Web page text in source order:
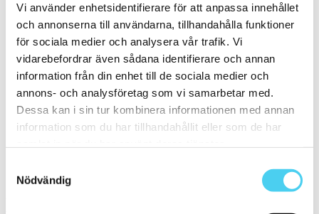
Vi använder enhetsidentifierare för att anpassa innehållet
och annonserna till användarna, tillhandahålla funktioner
för sociala medier och analysera vår trafik. Vi
vidarebefordrar även sådana identifierare och annan
information från din enhet till de sociala medier och
annons- och analysföretag som vi samarbetar med.
Dessa kan i sin tur kombinera informationen med annan
information som du har tillhandahållit eller som de har
Nödvändig
Mellan (25 - 50 cm)(9)
ca 30x(9)
ca 30x30 cm(7)
30x30 cm
ca 30x60 cm(2)
30x60 cm(2)
Stora (60 - 120 cm)(4)
(4)
ca 60x10 cm(1)
60x10 cm(1)